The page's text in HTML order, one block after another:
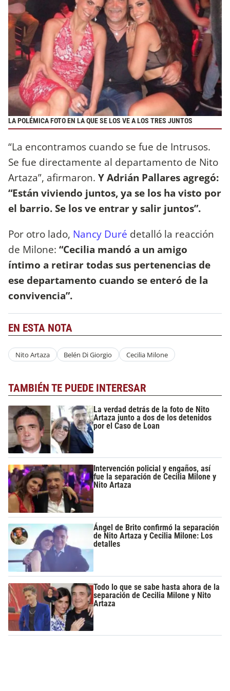
LA POLÉMICA FOTO EN LA QUE SE LOS VE A LOS TRES JUNTOS
“La encontramos cuando se fue de Intrusos.
Se fue directamente al departamento de Nito
Artaza”, afirmaron. Y Adrián Pallares agregó:
“Están viviendo juntos, ya se los ha visto por
el barrio. Se los ve entrar y salir juntos”.
Por otro lado, Nancy Duré detalló la reacción
de Milone: “Cecilia mandó a un amigo
íntimo a retirar todas sus pertenencias de
ese departamento cuando se enteró de la
convivencia”.
EN ESTA NOTA
Nito Artaza Belén Di Giorgio Cecilia Milone
TAMBIÉN TE PUEDE INTERESAR
La verdad detrás de la foto de Nito
Artaza junto a dos de los detenidos
por el Caso de Loan
Intervención policial y engaños, así
fue la separación de Cecilia Milone y
Nito Artaza
Ángel de Brito confirmó la separación
de Nito Artaza y Cecilia Milone: Los
detalles
Todo lo que se sabe hasta ahora de la
separación de Cecilia Milone y Nito
Artaza